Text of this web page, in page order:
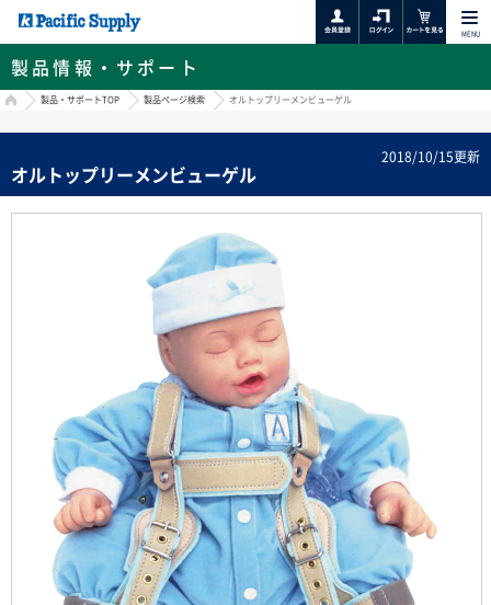
MENU
製品情報・サポート
HOME製品・サポートTOP 製品ページ検索 オルトップリーメンビューゲル
2018/10/15更新
オルトップリーメンビューゲル